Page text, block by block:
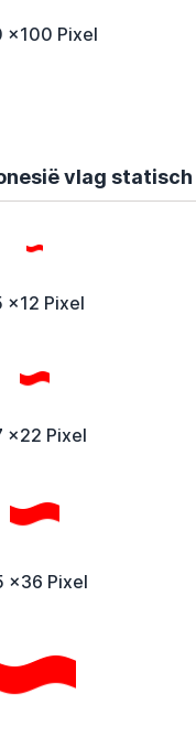
x100 Pixel
vlag statisch
x12 Pixel
x22 Pixel
x36 Pixel